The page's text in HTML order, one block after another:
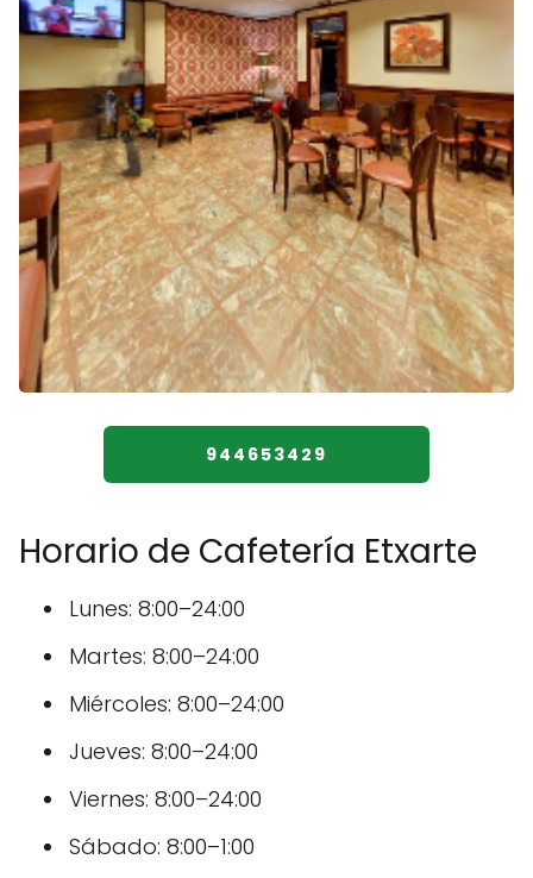
944653429
Horario de Cafetería Etxarte
Lunes: 8:00–24:00
Martes: 8:00–24:00
Miércoles: 8:00–24:00
Jueves: 8:00–24:00
Viernes: 8:00–24:00
Sábado: 8:00–1:00